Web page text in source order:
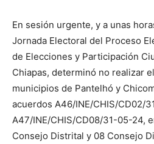
En sesión urgente, y a unas
Jornada Electoral del Proceso
de Elecciones y Participación
Chiapas, determinó no realizar
municipios de Pantelhó y
acuerdos A46/INE/CHIS/CD02/
A47/INE/CHIS/CD08/31-05-24,
Consejo Distrital y 08 Consejo